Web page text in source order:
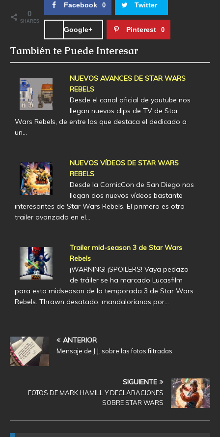
0
SHARES
Facebook 0 Twitter
Google+ Pinterest 0
También te Puede Interesar
NUEVOS AVANCES DE STAR WARS
REBELS
Desde el canal oficial de youtube nos
llegan nuevos clips de TV de Star
Wars Rebels, de entre los que destaca el dedicado a
un…
NUEVOS VÍDEOS DE STAR WARS
REBELS
Desde la ComicCon de San Diego nos
llegan dos nuevos vídeos bastante
interesantes de Star Wars Rebels. El primero es otro
trailer avanzado en el…
Trailer mid-season 3 de Star Wars
Rebels
¡WARNING! ¡SPOILERS! Vaya pedazo
de tráiler se ha marcado Lucasfilm
para esta midseason de la temporada 3 de Star Wars
Rebels. Thrawn desatado, mandalorianos por…
ANTERIOR
Mensaje de J.J. sobre las fotos filtradas
SIGUIENTE
FOTOS DE MARK HAMILL Y DECLARACIONES
SOBRE STAR WARS